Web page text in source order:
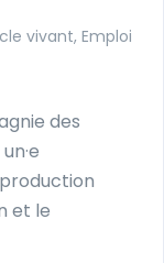
vivant, Emploi
des
et le